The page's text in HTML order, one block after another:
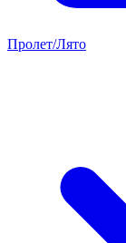
Пролет/Лято